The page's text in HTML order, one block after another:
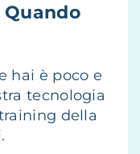
hai è poco e
tecnologia
della